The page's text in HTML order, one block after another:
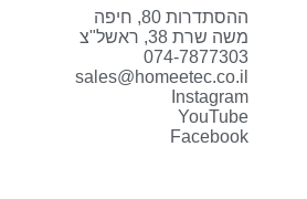
ההסתדרות 80, חיפה
משה שרת 38, ראשל"צ
074-7877303
sales@homeetec.co.il
Instagram
YouTube
Facebook